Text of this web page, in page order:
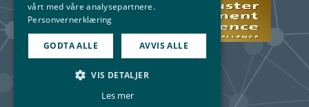
vårt med våre analysepartnere.
Personvernerklæring
GODTA ALLE AVVIS ALLE
VIS DETALJER
Les mer